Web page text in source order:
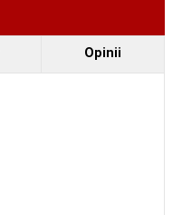
Opinii